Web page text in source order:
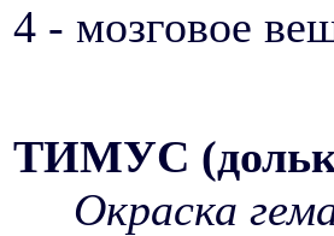
4 - мозговое
ТИМУС
Окраска